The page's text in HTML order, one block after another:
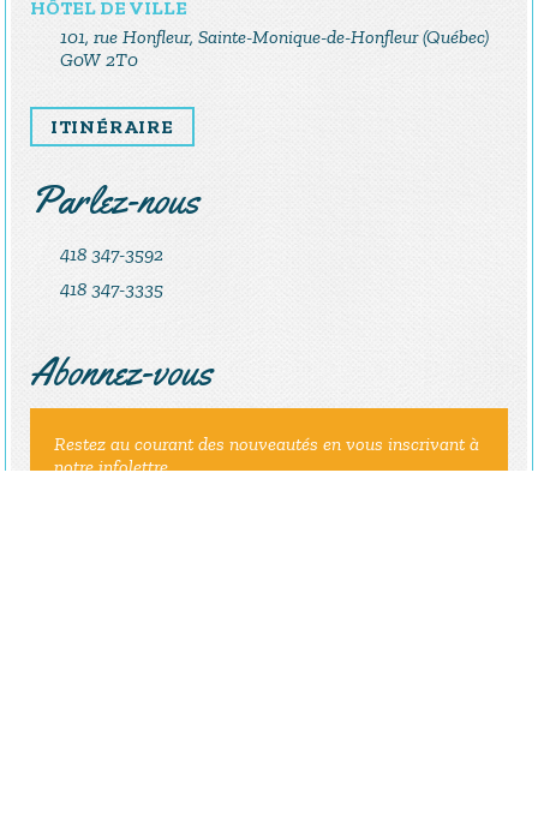
HÔTEL DE VILLE
101, rue Honfleur, Sainte-Monique-de-Honfleur (Québec)
G0W 2T0
ITINÉRAIRE
Parlez-nous
418 347-3592
418 347-3335
Abonnez-vous
Restez au courant des nouveautés en vous inscrivant à
notre infolettre